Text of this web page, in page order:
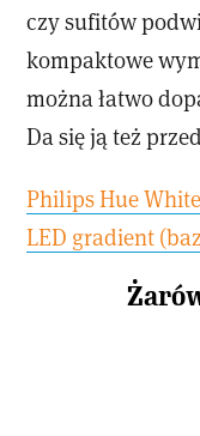
czy sufitów
kompaktowe
można łatwo
Da się ją też
Philips Hue
LED gradient